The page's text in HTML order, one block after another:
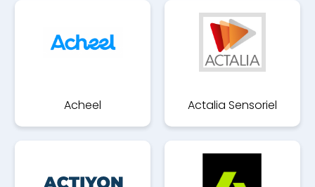
Acheel Actalia Sensoriel